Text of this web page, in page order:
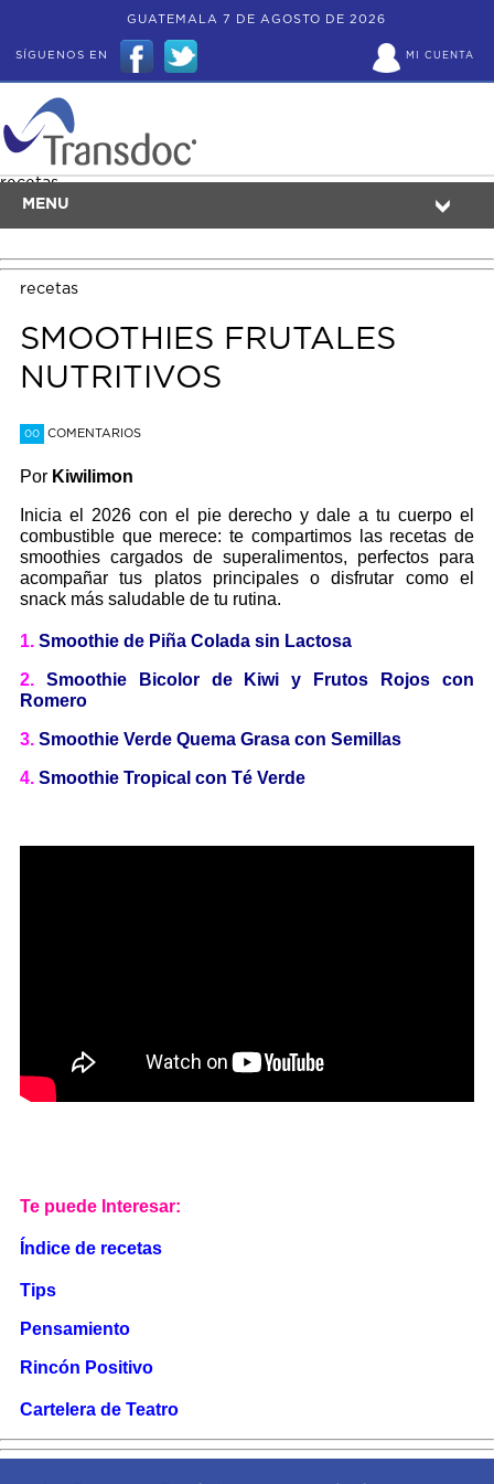
GUATEMALA 7 DE AGOSTO DE 2026
MI CUENTA
SÍGUENOS EN
MENU
recetas
recetas
SMOOTHIES FRUTALES
NUTRITIVOS
00 COMENTARIOS
Por Kiwilimon
Inicia el 2026 con el pie derecho y dale a tu cuerpo el
combustible que merece: te compartimos las recetas de
smoothies cargados de superalimentos, perfectos para
acompañar tus platos principales o disfrutar como el
snack más saludable de tu rutina.
1. Smoothie de Piña Colada sin Lactosa
2.Smoothie Bicolor de Kiwi y Frutos Rojos con
Romero
3. Smoothie Verde Quema Grasa con Semillas
4.Smoothie Tropical con Té Verde
Te puede Interesar:
Índice de recetas
Tips
Pensamiento
Rincón Positivo
Cartelera de Teatro